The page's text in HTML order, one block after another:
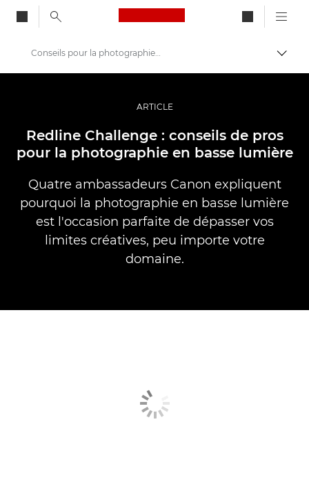
Canon Logo, back to
Vidéo et photographie professionnelles
Histoires
Conseils pour la photographie en basse lumière
ARTICLE
Redline Challenge : conseils de pros
pour la photographie en basse lumière
Quatre ambassadeurs Canon expliquent
pourquoi la photographie en basse lumière
est l'occasion parfaite de dépasser vos
limites créatives, peu importe votre
domaine.